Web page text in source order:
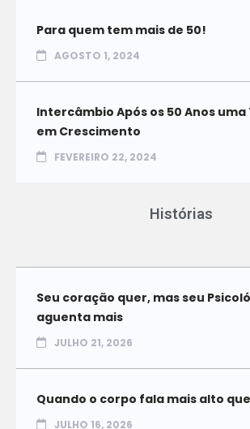
Para quem tem mais de 50!
AGOSTO 1, 2024
Intercâmbio Após os 50 Anos
em Crescimento
FEVEREIRO 22, 2024
Histórias
Seu coração quer, mas seu
aguenta mais
JULHO 21, 2026
Quando o corpo fala mais alto
JULHO 16, 2026